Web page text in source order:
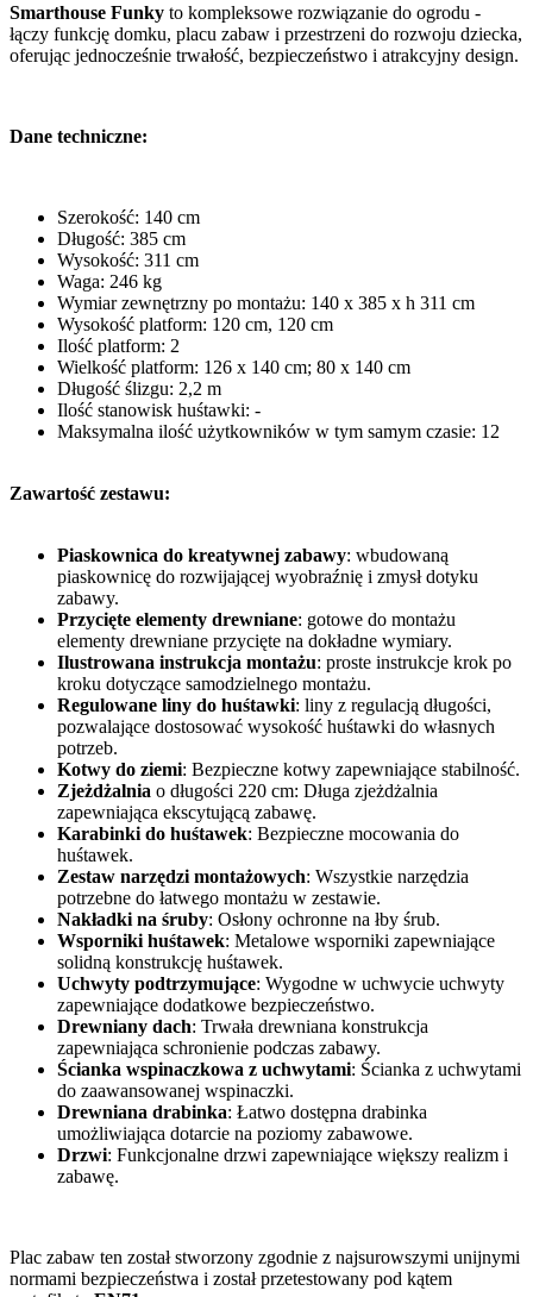
Smarthouse Funky to kompleksowe rozwiązanie do ogrodu -
łączy funkcję domku, placu zabaw i przestrzeni do rozwoju dziecka,
oferując jednocześnie trwałość, bezpieczeństwo i atrakcyjny design.
Dane techniczne:
Szerokość: 140 cm
Długość: 385 cm
Wysokość: 311 cm
Waga: 246 kg
Wymiar zewnętrzny po montażu: 140 x 385 x h 311 cm
Wysokość platform: 120 cm, 120 cm
Ilość platform: 2
Wielkość platform: 126 x 140 cm; 80 x 140 cm
Długość ślizgu: 2,2 m
Ilość stanowisk huśtawki: -
Maksymalna ilość użytkowników w tym samym czasie: 12
Zawartość zestawu:
Piaskownica do kreatywnej zabawy: wbudowaną
piaskownicę do rozwijającej wyobraźnię i zmysł dotyku
zabawy.
Przycięte elementy drewniane: gotowe do montażu
elementy drewniane przycięte na dokładne wymiary.
Ilustrowana instrukcja montażu: proste instrukcje krok po
kroku dotyczące samodzielnego montażu.
Regulowane liny do huśtawki: liny z regulacją długości,
pozwalające dostosować wysokość huśtawki do własnych
potrzeb.
Kotwy do ziemi: Bezpieczne kotwy zapewniające stabilność.
Zjeżdżalnia o długości 220 cm: Długa zjeżdżalnia
zapewniająca ekscytującą zabawę.
Karabinki do huśtawek: Bezpieczne mocowania do
huśtawek.
Zestaw narzędzi montażowych: Wszystkie narzędzia
potrzebne do łatwego montażu w zestawie.
Nakładki na śruby: Osłony ochronne na łby śrub.
Wsporniki huśtawek: Metalowe wsporniki zapewniające
solidną konstrukcję huśtawek.
Uchwyty podtrzymujące: Wygodne w uchwycie uchwyty
zapewniające dodatkowe bezpieczeństwo.
Drewniany dach: Trwała drewniana konstrukcja
zapewniająca schronienie podczas zabawy.
Ścianka wspinaczkowa z uchwytami: Ścianka z uchwytami
do zaawansowanej wspinaczki.
Drewniana drabinka: Łatwo dostępna drabinka
umożliwiająca dotarcie na poziomy zabawowe.
Drzwi: Funkcjonalne drzwi zapewniające większy realizm i
zabawę.
Plac zabaw ten został stworzony zgodnie z najsurowszymi unijnymi
normami bezpieczeństwa i został przetestowany pod kątem